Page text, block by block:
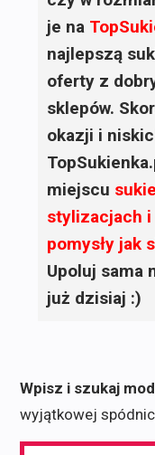
je na
najlepszą
oferty z
sklepów.
okazji i
miejscu
stylizacjach i
pomysły jak
Upoluj sama
już dzisiaj :)
Wpisz i szukaj
wyjątkowej